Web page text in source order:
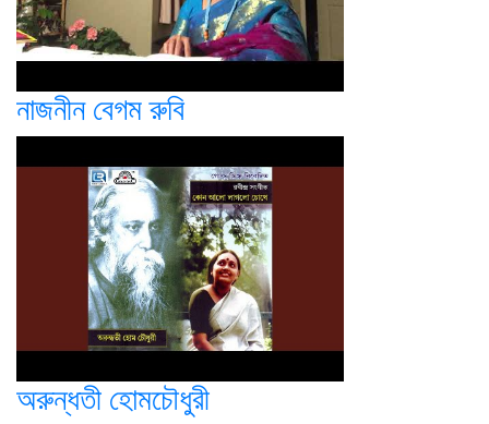
নাজনীন বেগম রুবি
অরুন্ধতী হোমচৌধুরী